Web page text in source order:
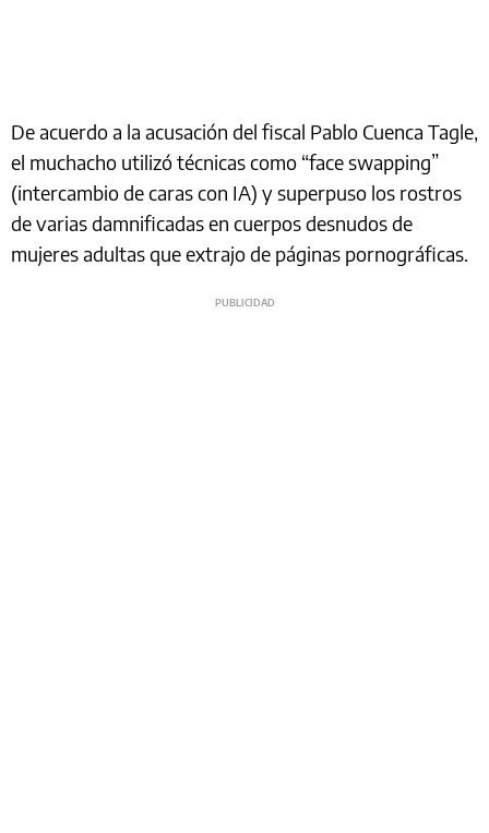
De acuerdo a la acusación del fiscal Pablo Cuenca Tagle,
el muchacho utilizó técnicas como “face swapping”
(intercambio de caras con IA) y superpuso los rostros
de varias damnificadas en cuerpos desnudos de
mujeres adultas que extrajo de páginas pornográficas.